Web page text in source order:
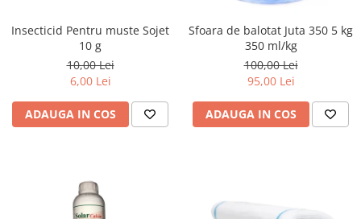
Insecticid Pentru muste Sojet
10 g
10,00 Lei
6,00 Lei
ADAUGA IN COS
Sfoara de balotat Juta 350 5 kg
350 ml/kg
100,00 Lei
95,00 Lei
ADAUGA IN COS